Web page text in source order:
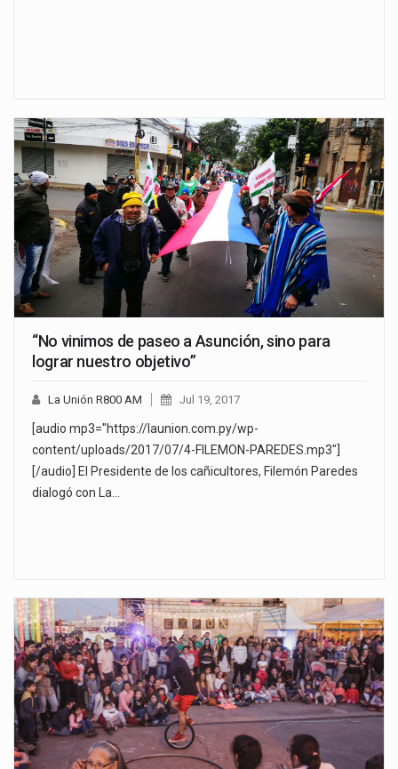
“No vinimos de paseo a Asunción, sino para
lograr nuestro objetivo”
La Unión R800 AM Jul 19, 2017
[audio mp3="https://launion.com.py/wp-
content/uploads/2017/07/4-FILEMON-PAREDES.mp3"]
[/audio] El Presidente de los cañicultores, Filemón Paredes
dialogó con La…